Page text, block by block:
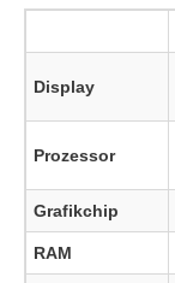
Display
Prozessor
Grafikchip
RAM